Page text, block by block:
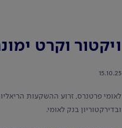
ויקטור וקרט
15.10.25
לאומי פרטנרס, זרוע ההשקעות
ובדירקטוריון בנק לאומי.